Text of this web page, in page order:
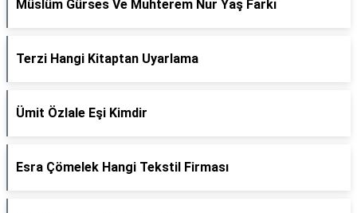
Müslüm Gürses Ve Muhterem Nur Yaş Farkı
Terzi Hangi Kitaptan Uyarlama
Ümit Özlale Eşi Kimdir
Esra Çömelek Hangi Tekstil Firması